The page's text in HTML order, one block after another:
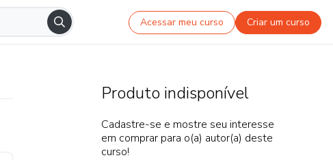
Acessar meu curso Criar um curso
Produto indisponível
Cadastre-se e mostre seu interesse
em comprar para o(a) autor(a) deste
curso!